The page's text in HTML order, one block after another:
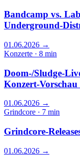
Bandcamp vs.
Underground-
01.06.2026 →
Konzerte · 8 min
Doom-/Sludge-
Konzert-
01.06.2026 →
Grindcore · 7 min
Grindcore-
01.06.2026 →